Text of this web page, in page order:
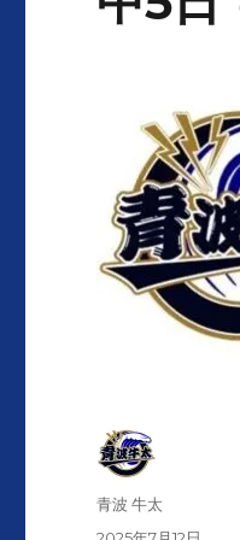
投
青波 牛太